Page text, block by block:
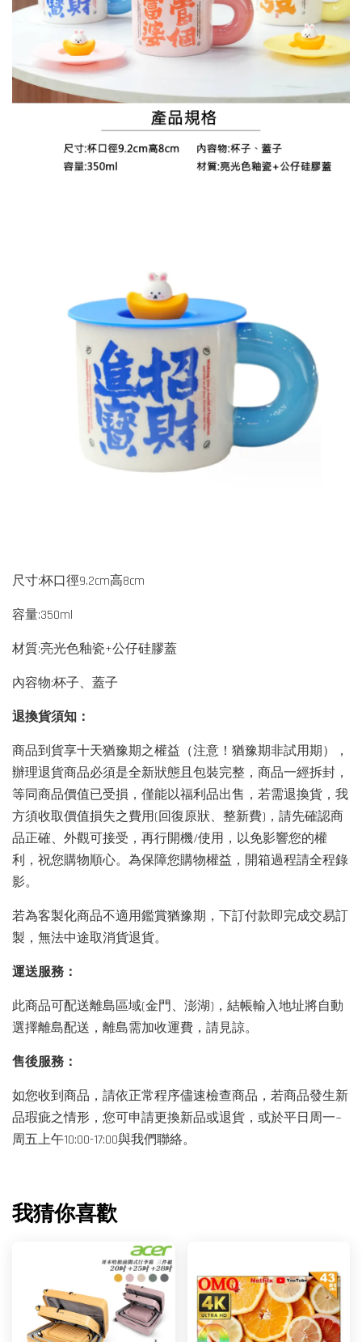
尺寸:杯口徑9.2cm高8cm
容量:350ml
材質:亮光色釉瓷+公仔硅膠蓋
內容物:杯子、蓋子
退換貨須知：
商品到貨享十天猶豫期之權益（注意！猶豫期非試用期），
辦理退貨商品必須是全新狀態且包裝完整，商品一經拆封，
等同商品價值已受損，僅能以福利品出售，若需退換貨，我
方須收取價值損失之費用(回復原狀、整新費)，請先確認商
品正確、外觀可接受，再行開機/使用，以免影響您的權
利，祝您購物順心。為保障您購物權益，開箱過程請全程錄
影。
若為客製化商品不適用鑑賞猶豫期，下訂付款即完成交易訂
製，無法中途取消貨退貨。
運送服務：
此商品可配送離島區域(金門、澎湖)，結帳輸入地址將自動
選擇離島配送，離島需加收運費，請見諒。
售後服務：
如您收到商品，請依正常程序儘速檢查商品，若商品發生新
品瑕疵之情形，您可申請更換新品或退貨，或於平日周一~
周五上午10:00-17:00與我們聯絡。
我猜你喜歡